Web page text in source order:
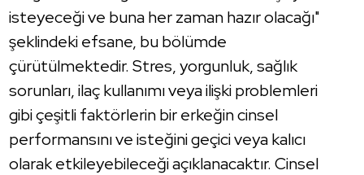
isteyeceği ve buna her zaman hazır olacağı"
şeklindeki efsane, bu bölümde
çürütülmektedir. Stres, yorgunluk, sağlık
sorunları, ilaç kullanımı veya ilişki problemleri
gibi çeşitli faktörlerin bir erkeğin cinsel
performansını ve isteğini geçici veya kalıcı
olarak etkileyebileceği açıklanacaktır. Cinsel